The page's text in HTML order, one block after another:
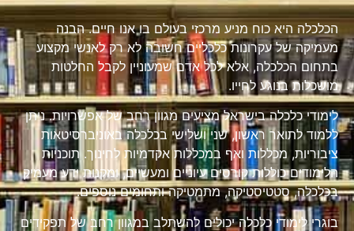
הכלכלה היא כוח מניע מרכזי בעולם בו אנו חיים. הבנה
מעמיקה של עקרונות כלכליים חשובה לא רק לאנשי מקצוע
בתחום הכלכלה, אלא לכל אדם שמעוניין לקבל החלטות
מושכלות בנוגע לחייו.
לימודי כלכלה בישראל מציעים מגוון רחב של אפשרויות. ניתן
ללמוד לתואר ראשון, שני ושלישי בכלכלה באוניברסיטאות
ציבוריות, מכללות ואף במכללות אקדמיות לחינוך. תוכניות
הלימודים כוללות קורסים עיוניים ומעשיים, ומקנות ידע מעמיק
בכלכלה, סטטיסטיקה, מתמטיקה ותחומים נוספים.
בוגרי לימודי כלכלה יכולים להשתלב במגוון רחב של תפקידים